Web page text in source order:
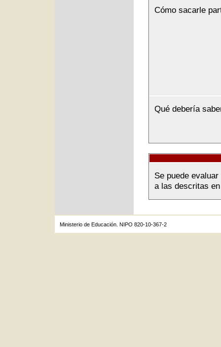
Cómo sacarle
Qué debería
Se puede
a las descritas
Ministerio de Educación. NIPO 820-10-367-2